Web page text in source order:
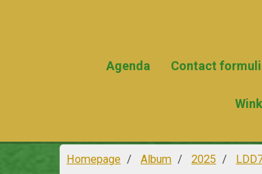
Agenda Contact
Homepage Album 2025